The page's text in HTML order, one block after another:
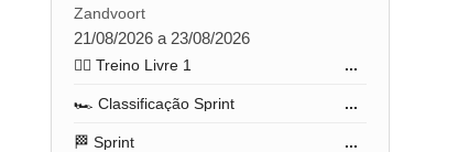
Zandvoort
21/08/2026 a 23/08/2026
🏋️‍♂️ Treino Livre 1 ...
🏎️ Classificação Sprint ...
🏁 Sprint ...